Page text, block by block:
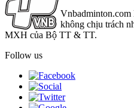
Vnbadminton.com
không chịu trách
MXH của Bộ TT & TT.
Follow us